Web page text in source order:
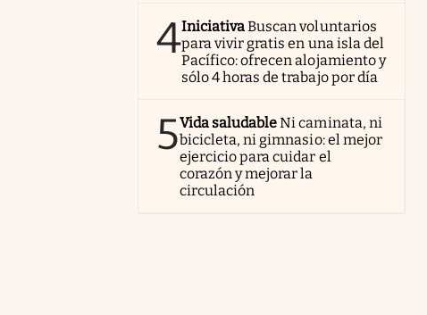
4IniciativaBuscan voluntarios
para vivir gratis en una isla del
Pacífico: ofrecen alojamiento y
sólo 4 horas de trabajo por día
5Vida saludableNi caminata, ni
bicicleta, ni gimnasio: el mejor
ejercicio para cuidar el
corazón y mejorar la
circulación